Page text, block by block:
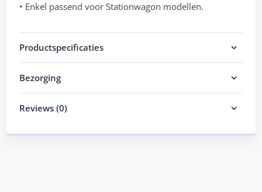
• Enkel passend voor Stationwagon modellen.
Productspecificaties
Bezorging
Reviews (0)